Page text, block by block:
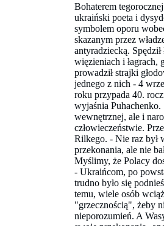
Bohaterem
ukraiński poeta i
symbolem oporu
skazanym przez
antyradziecką.
więzieniach i łagrach,
prowadził strajki
jednego z nich - 4
roku przypada 40.
wyjaśnia Puhachenko.
wewnętrznej, ale i
człowieczeństwie.
Rilkego. - Nie raz był
przekonania, ale nie
Myślimy, że Polacy
- Ukraińcom, po
trudno było się
temu, wiele osób
"grzecznością", żeby
nieporozumień. A